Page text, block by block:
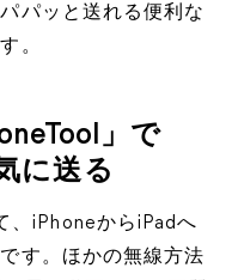
パッと送れる便利な
。
」で
に送る
、iPhoneからiPadへ
す。ほかの無線方法